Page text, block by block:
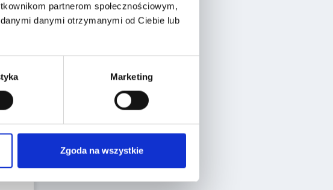
partnerom społecznościowym,
danymi otrzymanymi od Ciebie lub
Marketing
Zgoda na wszystkie